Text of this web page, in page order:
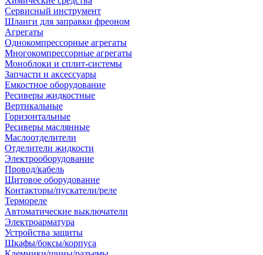
Сервисный инструмент
Шланги для заправки фреоном
Агрегаты
Однокомпрессорные агрегаты
Многокомпрессорные агрегаты
Моноблоки и сплит-системы
Запчасти и аксессуары
Емкостное оборудование
Ресиверы жидкостные
Вертикальные
Горизонтальные
Ресиверы маслянные
Маслоотделители
Отделители жидкости
Электрооборудование
Провод/кабель
Щитовое оборудование
Контакторы/пускатели/реле
Термореле
Автоматические выключатели
Электроарматура
Устройства защиты
Шкафы/боксы/корпуса